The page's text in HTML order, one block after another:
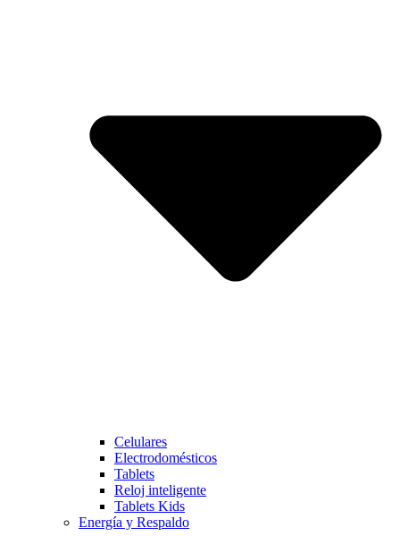
Celulares
Electrodomésticos
Tablets
Reloj inteligente
Tablets Kids
Energía y Respaldo